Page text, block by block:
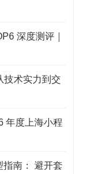
深度测评｜
技术实力到交
年度上海小程
指南： 避开套